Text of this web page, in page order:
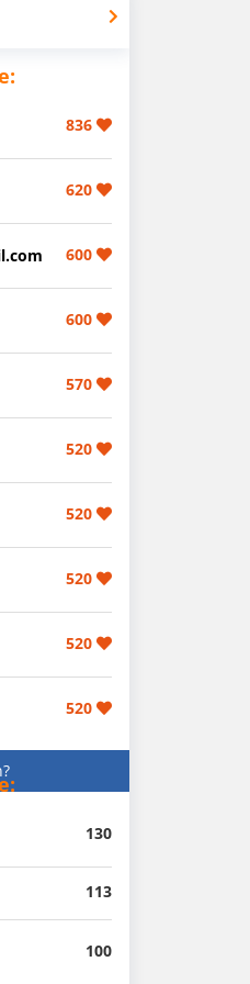
836
620
600
600
570
520
520
520
520
520
130
113
100